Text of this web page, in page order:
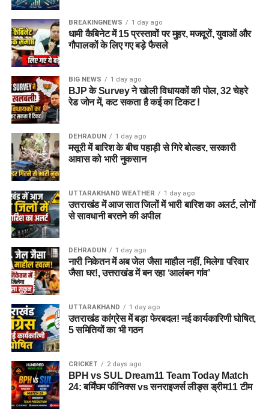
BREAKINGNEWS 1 day ago
धामी कैबिनेट में 15 प्रस्तावों पर मुहर, मजदूरों, युवाओं और
गौपालकों के लिए गए बड़े फैसले
BIG NEWS 1 day ago
BJP के Survey ने खोली विधायकों की पोल, 32 चेहरे
रेड जोन में, कट सकता है कई का टिकट !
DEHRADUN 1 day ago
मसूरी में बारिश के बीच पहाड़ी से गिरे बोल्डर, सरकारी
आवास को भारी नुकसान
UTTARAKHAND WEATHER 1 day ago
उत्तराखंड में आज सात जिलों में भारी बारिश का अलर्ट, लोगों
से सावधानी बरतने की अपील
DEHRADUN 1 day ago
नारी निकेतन में अब जेल जैसा माहौल नहीं, मिलेगा परिवार
जैसा घर!, उत्तराखंड में बन रहा ‘आलंबन गांव’
UTTARAKHAND 1 day ago
उत्तराखंड कांग्रेस में बड़ा फेरबदल! नई कार्यकारिणी घोषित,
5 समितियों का भी गठन
CRICKET 2 days ago
BPH vs SUL Dream11 Team Today Match
24: बर्मिंघम फीनिक्स vs सनराइजर्स लीड्स ड्रीम11 टीम